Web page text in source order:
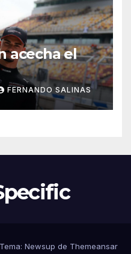
acecha el
FERNANDO SALINAS
Tema: Newsup de Themeansar